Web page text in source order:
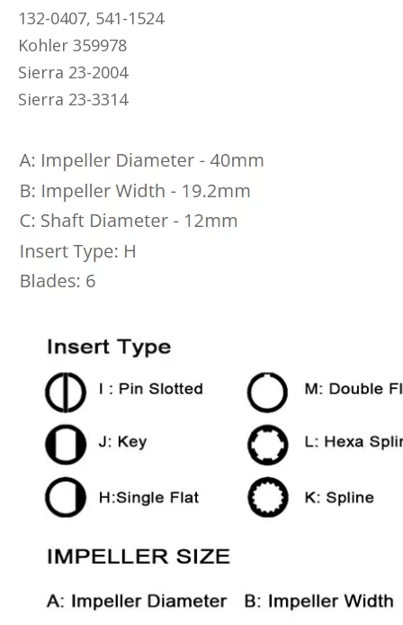
132-0407, 541-1524
Kohler 359978
Sierra 23-2004
Sierra 23-3314